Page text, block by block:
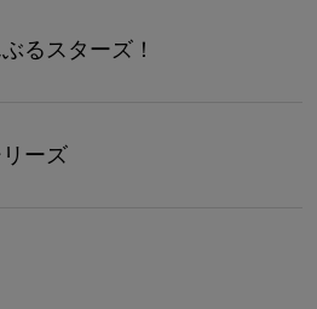
るスターズ！
ーズ